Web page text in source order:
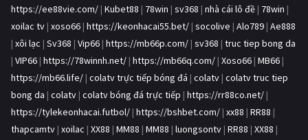
https://ee88vie.com/ | Kubet88 | 78win | sv368 | nhà cái lô đề | 78win |
xoilac tv | xoso66 | https://keonhacai55.bet/ | socolive | Alo789 | Ae888
| xôi lạc | Sv368 | Vip66 | https://mb66p.com/ | sv368 | truc tiep bong da
| VIP66 | https://78winnh.net/ | https://mb66q.com/ | Xoso66 | MB66 |
https://mb66.life/ | colatv trực tiếp bóng đá | colatv | colatv truc tiep
bong da | colatv | colatv bóng đá trực tiếp | https://rr88co.net/ |
https://tylekeonhacai.futbol/ | https://bshbet.com/ | xx88 | RR88 |
thapcamtv | xoilac | XX88 | MM88 | MM88 | luongsontv | RR88 | XX88 |